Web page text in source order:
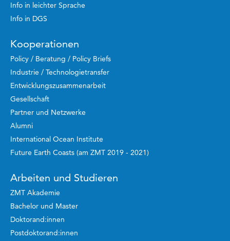
Info in leichter Sprache
Info in DGS
Kooperationen
Policy / Beratung / Policy Briefs
Industrie / Technologietransfer
Entwicklungszusammenarbeit
Gesellschaft
Partner und Netzwerke
Alumni
International Ocean Institute
Future Earth Coasts (am ZMT 2019 - 2021)
Arbeiten und Studieren
ZMT Akademie
Bachelor und Master
Doktorand:innen
Postdoktorand:innen